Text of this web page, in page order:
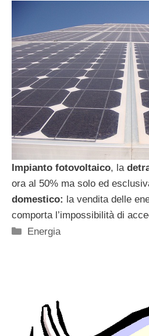
Impianto fotovoltaico, la
ora al 50% ma solo ed
domestico: la vendita delle
comporta l’impossibilità di
Categorie
Energia